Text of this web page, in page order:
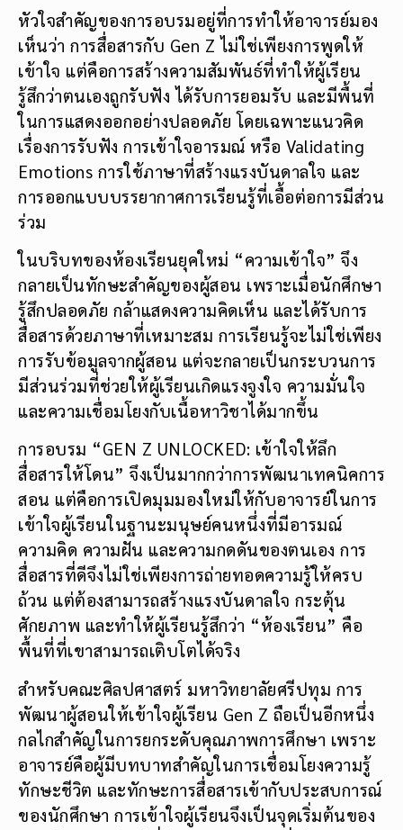
หัวใจสำคัญของการอบรมอยู่ที่การทำให้อาจารย์มอง
เห็นว่า การสื่อสารกับ Gen Z ไม่ใช่เพียงการพูดให้
เข้าใจ แต่คือการสร้างความสัมพันธ์ที่ทำให้ผู้เรียน
รู้สึกว่าตนเองถูกรับฟัง ได้รับการยอมรับ และมีพื้นที่
ในการแสดงออกอย่างปลอดภัย โดยเฉพาะแนวคิด
เรื่องการรับฟัง การเข้าใจอารมณ์ หรือ Validating
Emotions การใช้ภาษาที่สร้างแรงบันดาลใจ และ
การออกแบบบรรยากาศการเรียนรู้ที่เอื้อต่อการมีส่วน
ร่วม
ในบริบทของห้องเรียนยุคใหม่ “ความเข้าใจ” จึง
กลายเป็นทักษะสำคัญของผู้สอน เพราะเมื่อนักศึกษา
รู้สึกปลอดภัย กล้าแสดงความคิดเห็น และได้รับการ
สื่อสารด้วยภาษาที่เหมาะสม การเรียนรู้จะไม่ใช่เพียง
การรับข้อมูลจากผู้สอน แต่จะกลายเป็นกระบวนการ
มีส่วนร่วมที่ช่วยให้ผู้เรียนเกิดแรงจูงใจ ความมั่นใจ
และความเชื่อมโยงกับเนื้อหาวิชาได้มากขึ้น
การอบรม “GEN Z UNLOCKED: เข้าใจให้ลึก
สื่อสารให้โดน” จึงเป็นมากกว่าการพัฒนาเทคนิคการ
สอน แต่คือการเปิดมุมมองใหม่ให้กับอาจารย์ในการ
เข้าใจผู้เรียนในฐานะมนุษย์คนหนึ่งที่มีอารมณ์
ความคิด ความฝัน และความกดดันของตนเอง การ
สื่อสารที่ดีจึงไม่ใช่เพียงการถ่ายทอดความรู้ให้ครบ
ถ้วน แต่ต้องสามารถสร้างแรงบันดาลใจ กระตุ้น
ศักยภาพ และทำให้ผู้เรียนรู้สึกว่า “ห้องเรียน” คือ
พื้นที่ที่เขาสามารถเติบโตได้จริง
สำหรับคณะศิลปศาสตร์ มหาวิทยาลัยศรีปทุม การ
พัฒนาผู้สอนให้เข้าใจผู้เรียน Gen Z ถือเป็นอีกหนึ่ง
กลไกสำคัญในการยกระดับคุณภาพการศึกษา เพราะ
อาจารย์คือผู้มีบทบาทสำคัญในการเชื่อมโยงความรู้
ทักษะชีวิต และทักษะการสื่อสารเข้ากับประสบการณ์
ของนักศึกษา การเข้าใจผู้เรียนจึงเป็นจุดเริ่มต้นของ